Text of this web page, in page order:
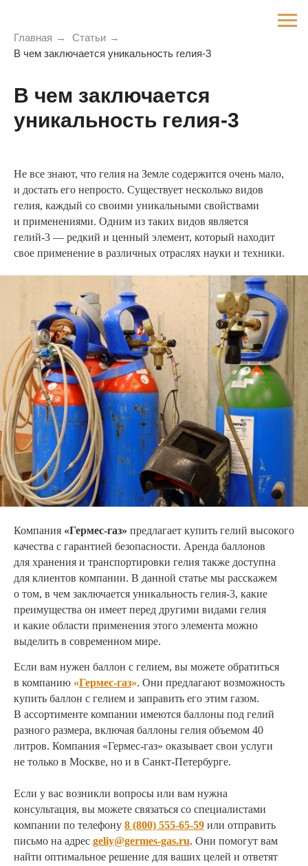
Главная → Статьи →
В чем заключается уникальность гелия-3
В чем заключается
уникальность гелия-3
Не все знают, что гелия на Земле содержится очень мало,
и достать его непросто. Существует несколько видов
гелия, каждый со своими уникальными свойствами
и применениями. Одним из таких видов является
гелий-3 — редкий и ценный элемент, который находит
свое применение в различных отраслях науки и техники.
Компания «Гермес-газ» предлагает купить гелий высокого
качества с гарантией безопасности. Аренда баллонов
для хранения и транспортировки гелия также доступна
для клиентов компании. В данной статье мы расскажем
о том, в чем заключается уникальность гелия-3, какие
преимущества он имеет перед другими видами гелия
и какие области применения этого элемента можно
выделить в современном мире.
Если вам нужен баллон с гелием, вы можете обратиться
в компанию «Гермес-газ». Они предлагают возможность
купить баллон с гелием и заправить его этим газом.
В ассортименте компании имеются баллоны под гелий
разного размера, включая баллоны гелия объемом 40
литров. Компания «Гермес-газ» оказывает свои услуги
не только в Москве, но и в Санкт-Петербурге.
Если у вас возникли вопросы или вам нужна
консультация, вы можете связаться со специалистами
компании по телефону 8 (800) 555-65-59 или отправить
письмо на адрес geliy@germes-gas.ru. Они помогут вам
найти оптимальное решение для ваших целей и ответят